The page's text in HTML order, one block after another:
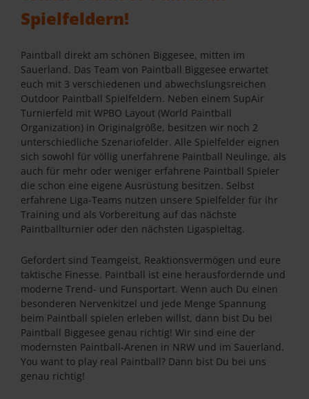
Spielfeldern!
Paintball direkt am schönen Biggesee, mitten im
Sauerland. Das Team von Paintball Biggesee erwartet
euch mit 3 verschiedenen und abwechslungsreichen
Outdoor Paintball Spielfeldern. Neben einem SupAir
Turnierfeld mit WPBO Layout (World Paintball
Organization) in Originalgröße, besitzen wir noch 2
unterschiedliche Szenariofelder. Alle Spielfelder eignen
sich sowohl für völlig unerfahrene Paintball Neulinge, als
auch für mehr oder weniger erfahrene Paintball Spieler
die schon eine eigene Ausrüstung besitzen. Selbst
erfahrene Liga-Teams nutzen unsere Spielfelder für ihr
Training und als Vorbereitung auf das nächste
Paintballturnier oder den nächsten Ligaspieltag.
Gefordert sind Teamgeist, Reaktionsvermögen und eure
taktische Finesse. Paintball ist eine herausfordernde und
moderne Trend- und Funsportart. Wenn auch Du einen
besonderen Nervenkitzel und jede Menge Spannung
beim Paintball spielen erleben willst, dann bist Du bei
Paintball Biggesee genau richtig! Wir sind eine der
modernsten Paintball-Arenen in NRW und im Sauerland.
You want to play real Paintball? Dann bist Du bei uns
genau richtig!